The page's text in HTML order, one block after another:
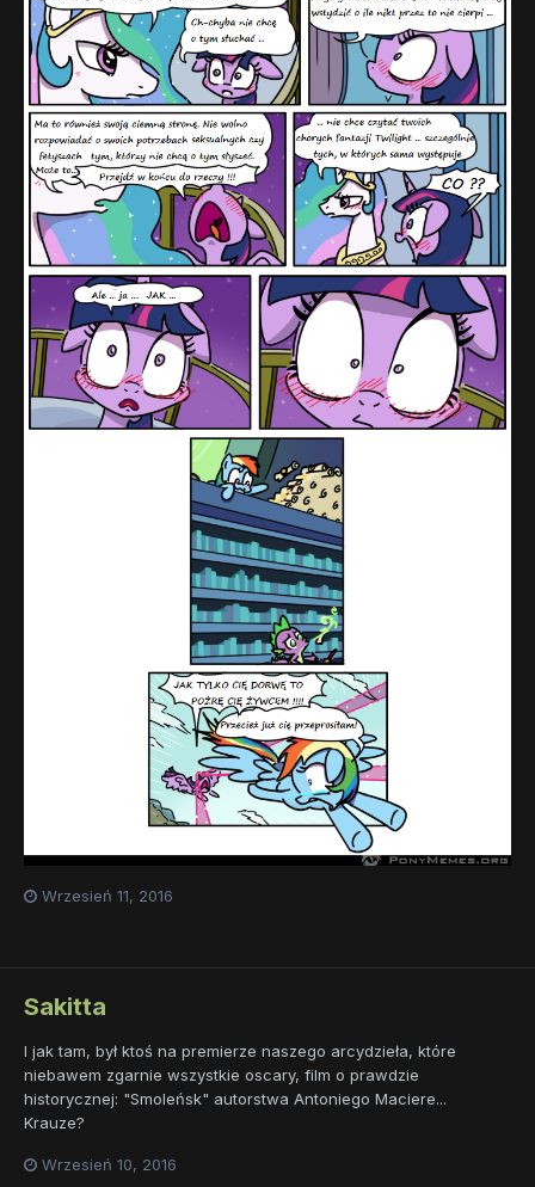
Wrzesień 11, 2016
Sakitta
I jak tam, był ktoś na premierze naszego arcydzieła, które
niebawem zgarnie wszystkie oscary, film o prawdzie
historycznej: "Smoleńsk" autorstwa Antoniego Maciere...
Krauze?
Wrzesień 10, 2016